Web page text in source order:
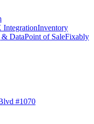
IntegrationInventory
DataPoint of SaleFixably
#1070